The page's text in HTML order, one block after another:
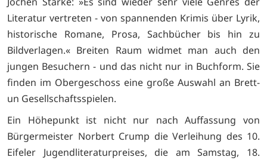
Literatur vertreten - von spannenden Krimis über Lyrik,
historische Romane, Prosa, Sachbücher bis hin zu
Bildverlagen.« Breiten Raum widmet man auch den
jungen Besuchern - und das nicht nur in Buchform. Sie
finden im Obergeschoss eine große Auswahl an Brett-
un Gesellschaftsspielen.
Ein Höhepunkt ist nicht nur nach Auffassung von
Bürgermeister Norbert Crump die Verleihung des 10.
Eifeler Jugendliteraturpreises, die am Samstag, 18.